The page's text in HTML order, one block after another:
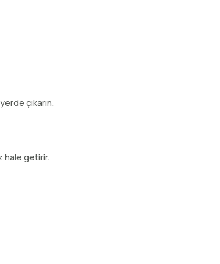
çıkarın.
hale getirir.